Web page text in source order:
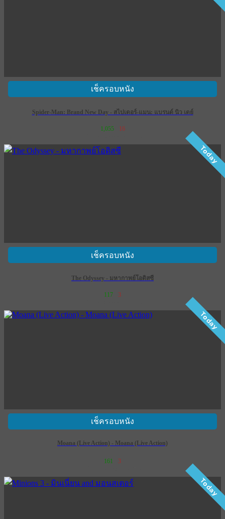
เช็ครอบหนัง
Spider-Man: Brand New Day - สไปเดอร์-แมน: แบรนด์ นิว เดย์
1,055 16
Today
เช็ครอบหนัง
The Odyssey - มหากาพย์โอดิสซี
117 3
Today
เช็ครอบหนัง
Moana (Live Action) - Moana (Live Action)
161 3
Today